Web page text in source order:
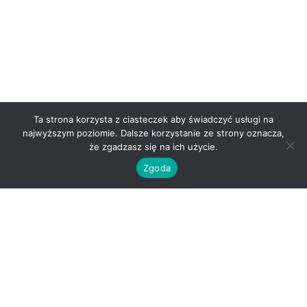
Ta strona korzysta z ciasteczek aby świadczyć usługi na
najwyższym poziomie. Dalsze korzystanie ze strony oznacza,
że zgadzasz się na ich użycie.
Zgoda